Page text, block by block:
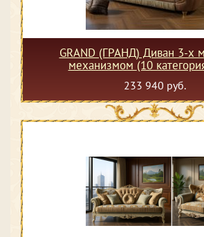
GRAND (ГРАНД) Диван 3-х
механизмом (10
233 940 руб.